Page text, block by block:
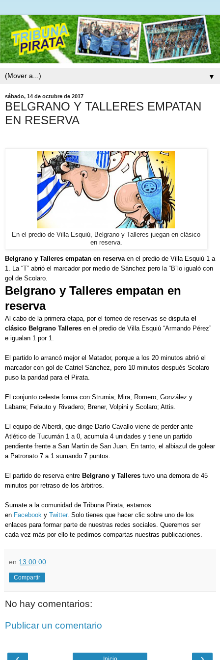
▼
sábado, 14 de octubre de 2017
BELGRANO Y TALLERES EMPATAN
EN RESERVA
En el predio de Villa Esquiú, Belgrano y Talleres juegan en clásico
en reserva.
Belgrano y Talleres empatan en reservaen el predio de Villa Esquiú 1 a
1. La “T” abrió el marcador por medio de Sánchez pero la “B”lo igualó con
gol de Scolaro.
Belgrano y Talleres empatan en
reserva
Al cabo de la primera etapa, por el torneo de reservas se disputa el
clásico Belgrano Talleres en el predio de Villa Esquiú “Armando Pérez”
e igualan 1 por 1.
El partido lo arrancó mejor el Matador, porque a los 20 minutos abrió el
marcador con gol de Catriel Sánchez, pero 10 minutos después Scolaro
puso la paridad para el Pirata.
El conjunto celeste forma con:Strumia; Mira, Romero, González y
Labarre; Felauto y Rivadero; Brener, Volpini y Scolaro; Attis.
El equipo de Alberdi, que dirige Darío Cavallo viene de perder ante
Atlético de Tucumán 1 a 0, acumula 4 unidades y tiene un partido
pendiente frente a San Martin de San Juan. En tanto, el albiazul de golear
a Patronato 7 a 1 sumando 7 puntos.
El partido de reserva entre Belgrano y Talleres tuvo una demora de 45
minutos por retraso de los árbitros.
Sumate a la comunidad de Tribuna Pirata, estamos
en Facebook y Twitter. Solo tienes que hacer clic sobre uno de los
enlaces para formar parte de nuestras redes sociales. Queremos ser
cada vez más por ello te pedimos compartas nuestras publicaciones.
en 13:00:00
Compartir
No hay comentarios:
Publicar un comentario